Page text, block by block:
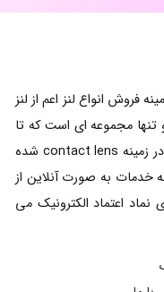
کار خود را در زمینه فروش انواع لنز اعم از لنز
مجموعه ای است که تا
کنون موفق به دریافت مجوز رسمی فروش در زمینه contact lens شده
و ارائه خدمات به صورت آنلاین از
اعتماد الکترونیک می